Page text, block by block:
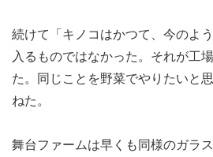
続けて「キノコはかつて、今のよ
入るものではなかった。それが工
た。同じことを野菜でやりたいと
ねた。
舞台ファームは早くも同様のガラ